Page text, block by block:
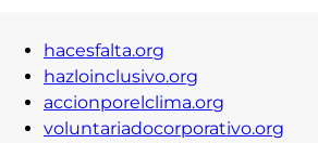
hacesfalta.org
hazloinclusivo.org
accionporelclima.org
voluntariadocorporativo.org